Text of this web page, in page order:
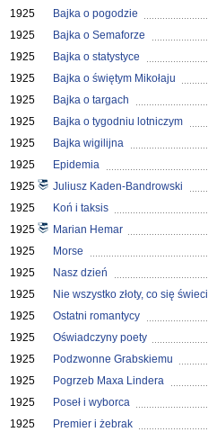
1925
Bajka o pogodzie
1925
Bajka o Semaforze
1925
Bajka o statystyce
1925
Bajka o świętym Mikołaju
1925
Bajka o targach
1925
Bajka o tygodniu lotniczym
1925
Bajka wigilijna
1925
Epidemia
1925
Juliusz Kaden-Bandrowski
1925
Koń i taksis
1925
Marian Hemar
1925
Morse
1925
Nasz dzień
1925
Nie wszystko złoty, co się świeci
1925
Ostatni romantycy
1925
Oświadczyny poety
1925
Podzwonne Grabskiemu
1925
Pogrzeb Maxa Lindera
1925
Poseł i wyborca
1925
Premier i żebrak